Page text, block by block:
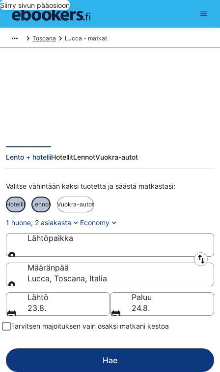
Siirry sivun pääosioon
Toscana Lucca - matkat
Lento + hotelliHotellitLennotVuokra-autot
Valitse vähintään kaksi tuotetta ja säästä matkastasi:
Hotellit Lennot Vuokra-autot
1 huone, 2 asiakasta Economy
Lähtöpaikka
Lähtöpaikka
Määränpää
Lucca, Toscana, Italia
Määränpää
Lähtö
23.8.
Paluu
24.8.
Tarvitsen majoituksen vain osaksi matkani kestoa
Hae